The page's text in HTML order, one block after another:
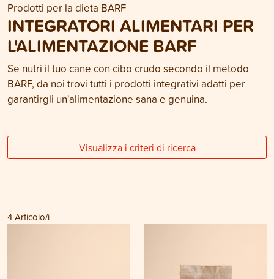
Prodotti per la dieta BARF
INTEGRATORI ALIMENTARI PER
L'ALIMENTAZIONE BARF
Se nutri il tuo cane con cibo crudo secondo il metodo
BARF, da noi trovi tutti i prodotti integrativi adatti per
garantirgli un'alimentazione sana e genuina.
Visualizza i criteri di ricerca
4Articolo/i